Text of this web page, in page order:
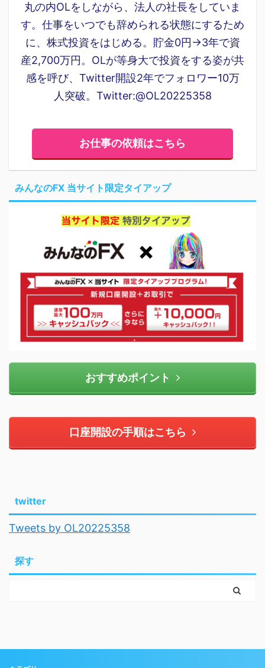
丸の内OLをしながら、法人の社長をしていま
す。仕事をいつでも辞められる状態にするため
に、株式投資をはじめる。貯金0円→3年で資
産2,700万円。OLが等身大で投資をする姿が共
感を呼び、Twitter開設2年でフォロワー10万
人突破。Twitter:@OL20225358
お仕事の依頼はこちら
みんなのFX 当サイト限定タイアップ
おすすめポイント
口座開設の手順はこちら
twitter
Tweets by OL20225358
探す